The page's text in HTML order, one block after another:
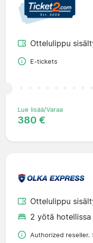
Ottelulippu
E-tickets
Lue lisää/Varaa
380 €
Ottelulippu
2 yötä
Authorized reseller.